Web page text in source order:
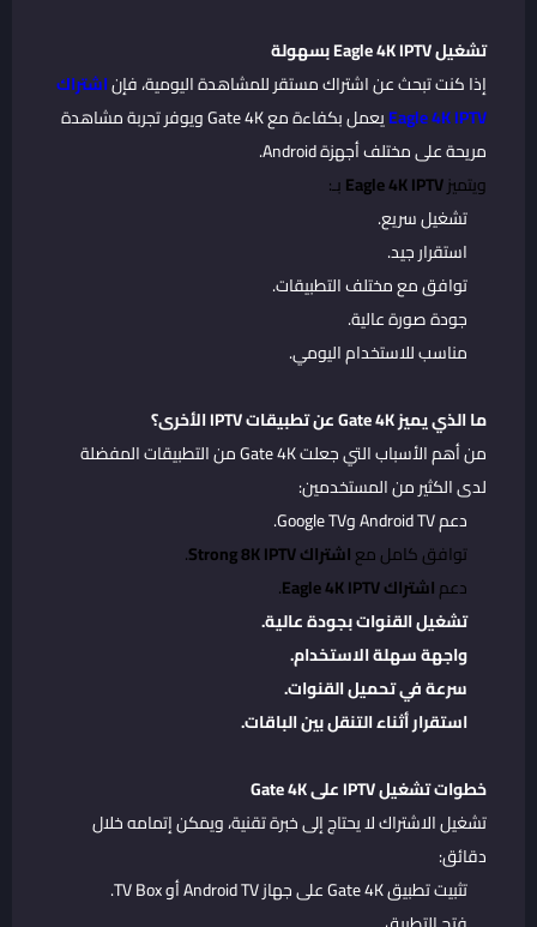
تشغيل Eagle 4K IPTV بسهولة
إذا كنت تبحث عن اشتراك مستقر للمشاهدة اليومية، فإناشتراك
Eagle 4K IPTV
يعمل بكفاءة مع Gate 4K ويوفر تجربة مشاهدة
مريحة على مختلف أجهزة Android.
ويتميزEagle 4K IPTVبـ:
تشغيل سريع.
استقرار جيد.
توافق مع مختلف التطبيقات.
جودة صورة عالية.
مناسب للاستخدام اليومي.
ما الذي يميز Gate 4K عن تطبيقات IPTV الأخرى؟
من أهم الأسباب التي جعلت Gate 4K من التطبيقات المفضلة
لدى الكثير من المستخدمين:
دعم Android TV وGoogle TV.
توافق كامل معاشتراك Strong 8K IPTV
.
دعماشتراك Eagle 4K IPTV
.
تشغيل القنوات بجودة عالية.
واجهة سهلة الاستخدام.
سرعة في تحميل القنوات.
استقرار أثناء التنقل بين الباقات.
خطوات تشغيل IPTV على Gate 4K
تشغيل الاشتراك لا يحتاج إلى خبرة تقنية، ويمكن إتمامه خلال
دقائق:
تثبيت تطبيق Gate 4K على جهاز Android TV أو TV Box.